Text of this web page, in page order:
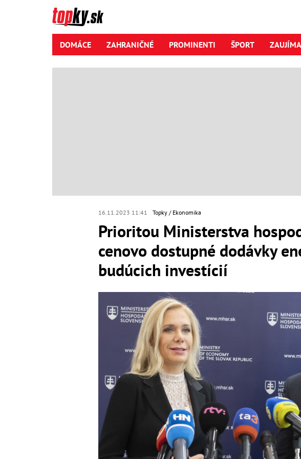
DOMÁCE ZAHRANIČNÉ PROMINENTI ŠPORT
16.11.2023 11:41 Topky Ekonomika
Prioritou Ministerstva
cenovo dostupné dodávky
budúcich investícií